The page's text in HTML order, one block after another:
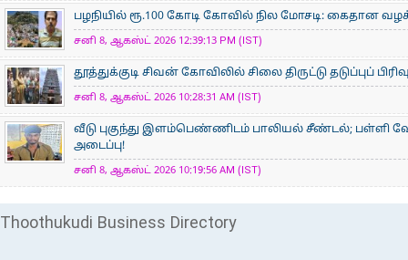
பழநியில் ரூ.100 கோடி கோவில் நில மோசடி: கைதான
சனி 8, ஆகஸ்ட் 2026 12:39:13 PM (IST)
தூத்துக்குடி சிவன் கோவிலில் சிலை திருட்டு தடுப்புப்
சனி 8, ஆகஸ்ட் 2026 10:28:31 AM (IST)
வீடு புகுந்து இளம்பெண்ணிடம் பாலியல் சீண்டல்; பள்ளி
அடைப்பு!
சனி 8, ஆகஸ்ட் 2026 10:19:56 AM (IST)
Thoothukudi Business Directory